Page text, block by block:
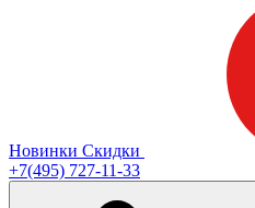
Новинки Скидки
+7(495) 727-11-33